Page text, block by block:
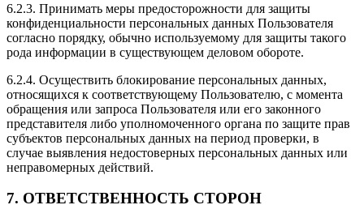
6.2.3. Принимать меры предосторожности для защиты
конфиденциальности персональных данных Пользователя
согласно порядку, обычно используемому для защиты такого
рода информации в существующем деловом обороте.
6.2.4. Осуществить блокирование персональных данных,
относящихся к соответствующему Пользователю, с момента
обращения или запроса Пользователя или его законного
представителя либо уполномоченного органа по защите прав
субъектов персональных данных на период проверки, в
случае выявления недостоверных персональных данных или
неправомерных действий.
7. ОТВЕТСТВЕННОСТЬ СТОРОН